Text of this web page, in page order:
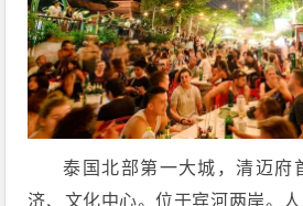
泰国北部第一大城，清迈府
济、文化中心。位于宾河两岸。